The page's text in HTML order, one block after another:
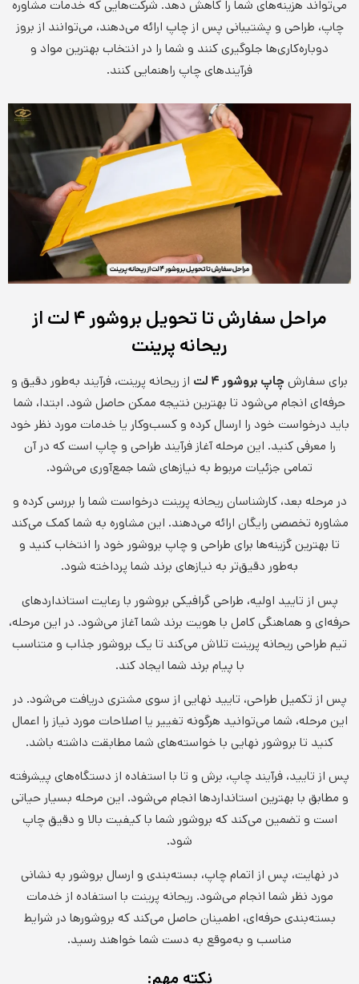
می‌تواند هزینه‌های شما را کاهش دهد. شرکت‌هایی که خدمات مشاوره
چاپ، طراحی و پشتیبانی پس از چاپ ارائه می‌دهند، می‌توانند از بروز
دوباره‌کاری‌ها جلوگیری کنند و شما را در انتخاب بهترین مواد و
فرآیندهای چاپ راهنمایی کنند.
مراحل سفارش تا تحویل بروشور ۴ لت از
ریحانه پرینت
برای سفارشچاپ بروشور ۴ لت
از ریحانه پرینت، فرآیند به‌طور دقیق و
حرفه‌ای انجام می‌شود تا بهترین نتیجه ممکن حاصل شود. ابتدا، شما
باید درخواست خود را ارسال کرده و کسب‌وکار یا خدمات مورد نظر خود
را معرفی کنید. این مرحله آغاز فرآیند طراحی و چاپ است که در آن
تمامی جزئیات مربوط به نیازهای شما جمع‌آوری می‌شود.
در مرحله بعد، کارشناسان ریحانه پرینت درخواست شما را بررسی کرده و
مشاوره تخصصی رایگان ارائه می‌دهند. این مشاوره به شما کمک می‌کند
تا بهترین گزینه‌ها برای طراحی و چاپ بروشور خود را انتخاب کنید و
به‌طور دقیق‌تر به نیازهای برند شما پرداخته شود.
پس از تایید اولیه، طراحی گرافیکی بروشور با رعایت استانداردهای
حرفه‌ای و هماهنگی کامل با هویت برند شما آغاز می‌شود. در این مرحله،
تیم طراحی ریحانه پرینت تلاش می‌کند تا یک بروشور جذاب و متناسب
با پیام برند شما ایجاد کند.
پس از تکمیل طراحی، تایید نهایی از سوی مشتری دریافت می‌شود. در
این مرحله، شما می‌توانید هرگونه تغییر یا اصلاحات مورد نیاز را اعمال
کنید تا بروشور نهایی با خواسته‌های شما مطابقت داشته باشد.
پس از تایید، فرآیند چاپ، برش و تا با استفاده از دستگاه‌های پیشرفته
و مطابق با بهترین استانداردها انجام می‌شود. این مرحله بسیار حیاتی
است و تضمین می‌کند که بروشور شما با کیفیت بالا و دقیق چاپ
شود.
در نهایت، پس از اتمام چاپ، بسته‌بندی و ارسال بروشور به نشانی
مورد نظر شما انجام می‌شود. ریحانه پرینت با استفاده از خدمات
بسته‌بندی حرفه‌ای، اطمینان حاصل می‌کند که بروشورها در شرایط
مناسب و به‌موقع به دست شما خواهند رسید.
نکته مهم: